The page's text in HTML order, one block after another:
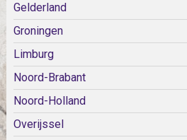
Gelderland
Groningen
Limburg
Noord-Brabant
Noord-Holland
Overijssel